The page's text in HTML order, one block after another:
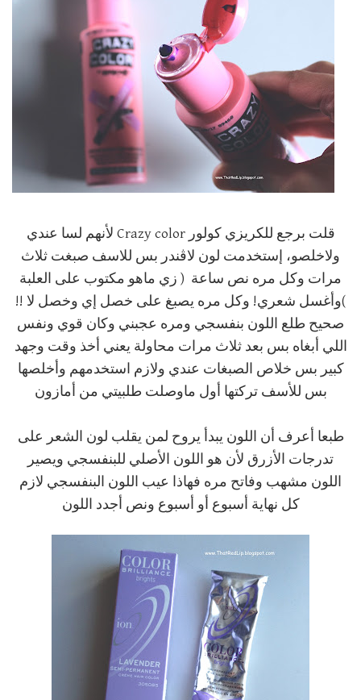
قلت برجع للكريزي كولور Crazy color لأنهم لسا عندي
ولاخلصو، إستخدمت لون لاڤندر بس للاسف صبغت ثلاث
مرات وكل مره نص ساعة ( زي ماهو مكتوب على العلبة
)وأغسل شعري! وكل مره يصبغ على خصل إي وخصل لا !!
صحيح طلع اللون بنفسجي ومره عجبني وكان قوي ونفس
اللي أبغاه بس بعد ثلاث مرات محاولة يعني أخذ وقت وجهد
كبير بس خلاص الصبغات عندي ولازم استخدمهم وأخلصها
بس للأسف تركتها أول ماوصلت طلبيتي من أمازون
طبعا أعرف أن اللون يبدأ يروح لمن يقلب لون الشعر على
تدرجات الأزرق لأن هو اللون الأصلي للبنفسجي ويصير
اللون مشهب وفاتح مره فهاذا عيب اللون البنفسجي لازم
كل نهاية أسبوع أو أسبوع ونص أجدد اللون